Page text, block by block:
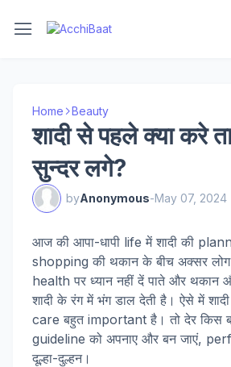
Home Beauty
शादी से पहले क्या करे
सुन्दर लगे?
byAnonymous-May 07, 2024
आज की आपा-धापी life में शादी की
shopping की थकान के बीच अक्सर लोग
health पर ध्यान नहीं दें पाते और थकान
शादी के रंग में भंग डाल देती है। ऐसे में
care बहुत important है। तो देर किस
guideline को अपनाए और बन जाएं,
दूल्हा-दुल्हन।